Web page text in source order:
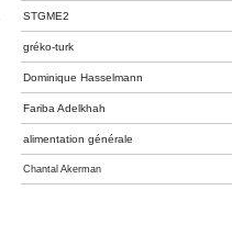
STGME2
gréko-turk
Dominique Hasselmann
Fariba Adelkhah
alimentation générale
Chantal Akerman